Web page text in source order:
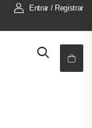
Entrar / Registrar